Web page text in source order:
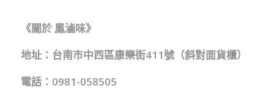
《關於 鳳滷味》
地址：台南市中西區康樂街411號（斜對面貨櫃）
電話：0981-058505